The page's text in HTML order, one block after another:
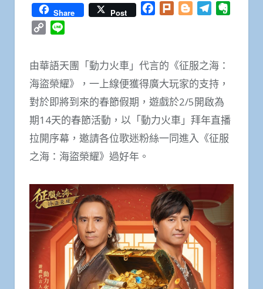
Share Post Facebook
Plurk BloggerTelegram
Copy
由華語天團「動力火車」代言的《征服之海：
海盜榮耀》，一上線便獲得廣大玩家的支持，
對於即將到來的春節假期，遊戲於2/5開啟為
期14天的春節活動，以「動力火車」拜年直播
拉開序幕，邀請各位歌迷粉絲一同進入《征服
之海：海盜榮耀》過好年。